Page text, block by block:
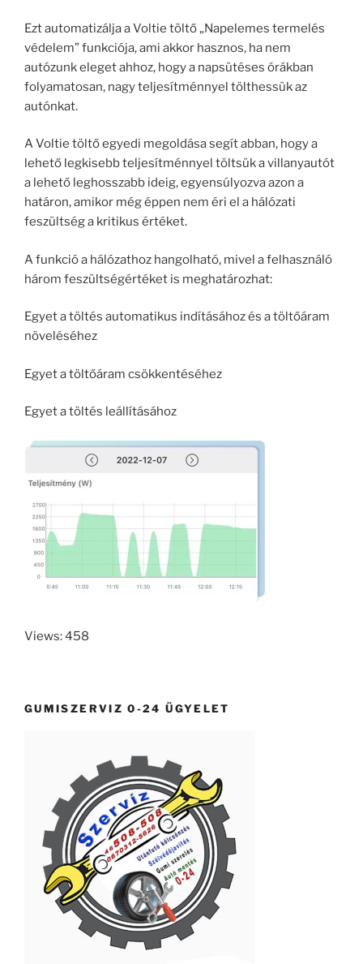
Ezt automatizálja a Voltie töltő „Napelemes termelés
védelem” funkciója, ami akkor hasznos, ha nem
autózunk eleget ahhoz, hogy a napsütéses órákban
folyamatosan, nagy teljesítménnyel tölthessük az
autónkat.
A Voltie töltő egyedi megoldása segít abban, hogy a
lehető legkisebb teljesítménnyel töltsük a villanyautót
a lehető leghosszabb ideig, egyensúlyozva azon a
határon, amikor még éppen nem éri el a hálózati
feszültség a kritikus értéket.
A funkció a hálózathoz hangolható, mivel a felhasználó
három feszültségértéket is meghatározhat:
Egyet a töltés automatikus indításához és a töltőáram
növeléséhez
Egyet a töltőáram csökkentéséhez
Egyet a töltés leállításához
Views: 458
GUMISZERVIZ 0-24 ÜGYELET